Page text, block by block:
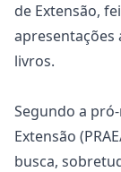
de Extensão,
apresentações
livros.
Segundo a
Extensão
busca,